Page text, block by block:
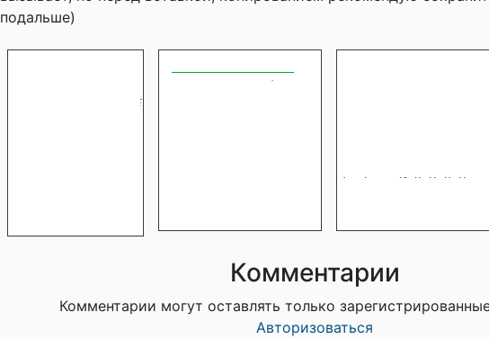
подальше)
Комментарии
Комментарии могут оставлять только
Авторизоваться